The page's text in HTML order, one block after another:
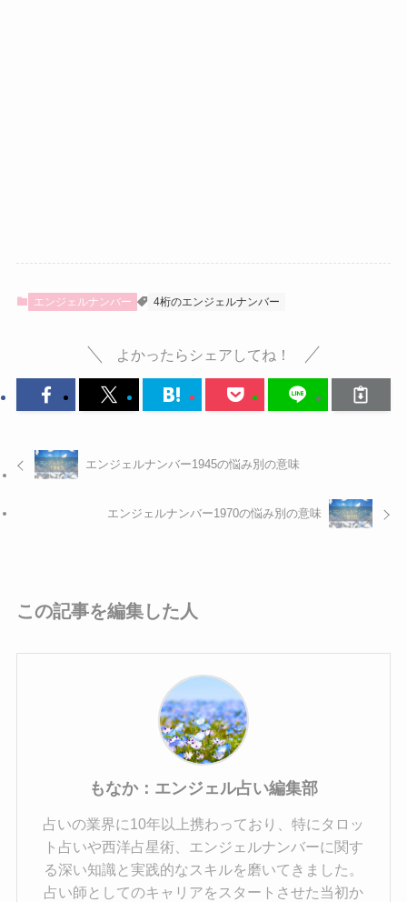
エンジェルナンバー 4桁のエンジェルナンバー
よかったらシェアしてね！
エンジェルナンバー1945の悩み別の意味
エンジェルナンバー1970の悩み別の意味
この記事を編集した人
もなか：エンジェル占い編集部
占いの業界に10年以上携わっており、特にタロッ
ト占いや西洋占星術、エンジェルナンバーに関す
る深い知識と実践的なスキルを磨いてきました。
占い師としてのキャリアをスタートさせた当初か